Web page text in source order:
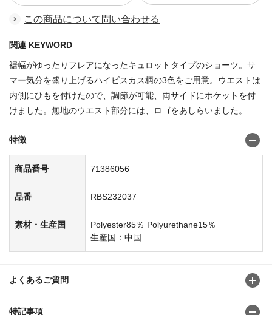
この商品について問い合わせる
関連 KEYWORD
裾幅がゆったりフレアになったキュロットタイプのショーツ。サ
マー気分を盛り上げるハイビスカス柄の3色をご用意。ウエストは
内側にひもを付けたので、調節が可能、両サイドにポケットを付
けました。無地のウエスト部分には、ロゴをあしらいました。
特徴
商品番号 71386056
品番 RBS232037
素材・生産国
Polyester85％ Polyurethane15％
生産国：中国
よくあるご質問
特記事項